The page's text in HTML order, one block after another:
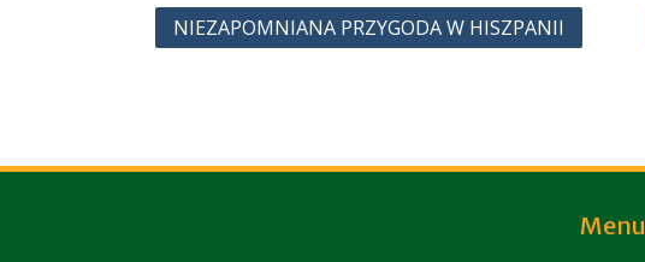
Nawigacja
NIEZAPOMNIANA PRZYGODA W HISZPANII
Menu